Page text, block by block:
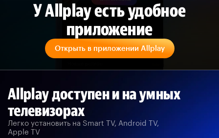
У Allplay есть удобное
приложение
Открыть в приложении Allplay
Allplay доступен и на умных
телевизорах
Легко установить на Smart TV, Android TV,
Apple TV